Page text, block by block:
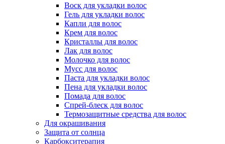
Воск для укладки волос
Гель для укладки волос
Капли для волос
Крем для волос
Кристаллы для волос
Лак для волос
Молочко для волос
Мусс для волос
Паста для укладки волос
Пена для укладки волос
Помада для волос
Спрей-блеск для волос
Термозащитные средства для волос
Для окрашивания
Защита от солнца
Карбокситерапия